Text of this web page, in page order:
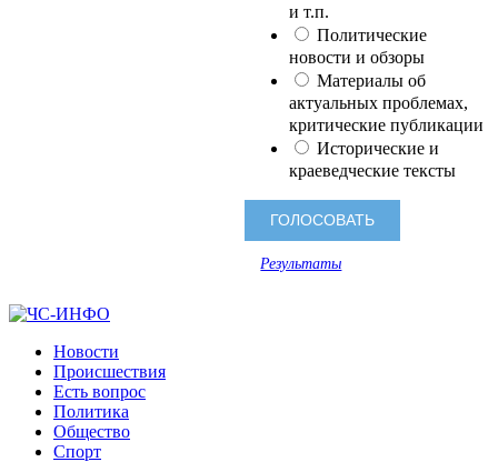
и т.п.
Политические
новости и обзоры
Материалы об
актуальных проблемах,
критические публикации
Исторические и
краеведческие тексты
Результаты
Новости
Происшествия
Есть вопрос
Политика
Общество
Спорт